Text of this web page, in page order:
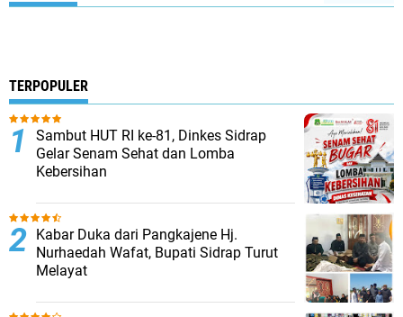
TERPOPULER
Sambut HUT RI ke-81, Dinkes Sidrap
Gelar Senam Sehat dan Lomba
Kebersihan
Kabar Duka dari Pangkajene Hj.
Nurhaedah Wafat, Bupati Sidrap Turut
Melayat